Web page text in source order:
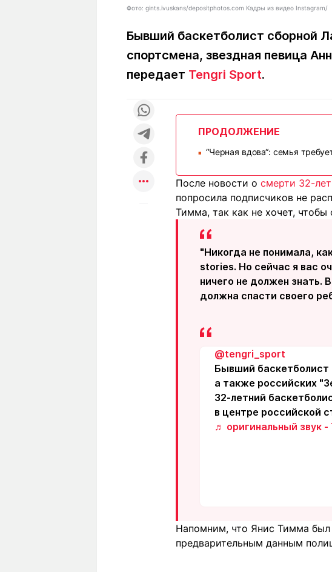
Рецепты
О проекте
+7 (777) 001 44 99 +7 (700) 3
Фото: gints.ivuskans/depositphotos.com Кадры из видео Instagram/
Бывший баскетболист сборной
спортсмена, звездная певица
передает Tengri Sport.
ПРОДОЛЖЕНИЕ
■ “Черная вдова“: семья
После новости о смерти 32-
попросила подписчиков не
Тимма, так как не хочет,
"Никогда не понимала,
stories. Но сейчас я вас
ничего не должен знать.
должна спасти своего
@tengri_sport
Бывший баскетболист
а также российских
32-летний
в центре российской
♬ оригинальный звук
Напомним, что Янис Тимма
предварительным данным